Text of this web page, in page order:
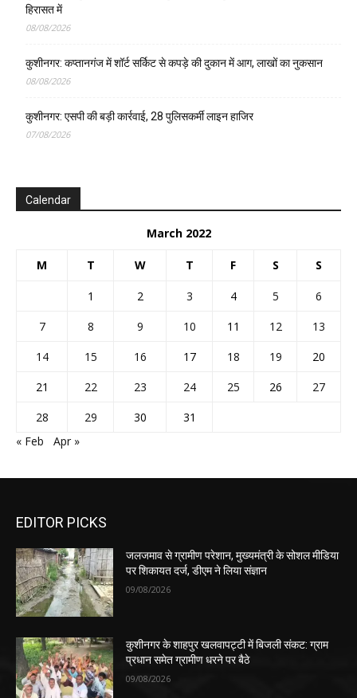
हिरासत में
08/08/2026
कुशीनगर: कप्तानगंज में शॉर्ट सर्किट से कपड़े की दुकान में आग, लाखों का नुकसान
08/08/2026
कुशीनगर: एसपी की बड़ी कार्रवाई, 28 पुलिसकर्मी लाइन हाजिर
07/08/2026
Calendar
March 2022
M T W T F S S
1 2 3 4 5
6
7
8 9 10 11 12
13
14
15 16 17 18 19
20
21
22 23 24 25 26
27
28
29 30
31
« Feb
Apr »
EDITOR PICKS
जलजमाव से ग्रामीण परेशान, मुख्यमंत्री के सोशल मीडिया
पर शिकायत दर्ज, डीएम ने लिया संज्ञान
09/08/2026
कुशीनगर के शाहपुर खलवापट्टी में बिजली संकट: ग्राम
प्रधान समेत ग्रामीण धरने पर बैठे
09/08/2026